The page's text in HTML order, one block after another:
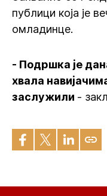
публици која је
омладинце.
- Подршка је
хвала
заслужили -